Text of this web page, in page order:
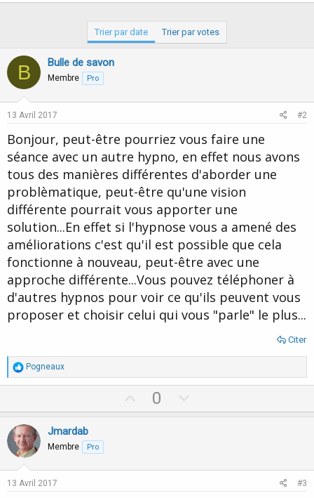
Trier par date Trier par votes
B Bulle de savon
Membre Pro
13 Avril 2017 #2
Bonjour, peut-être pourriez vous faire une
séance avec un autre hypno, en effet nous avons
tous des manières différentes d'aborder une
problèmatique, peut-être qu'une vision
différente pourrait vous apporter une
solution...En effet si l'hypnose vous a amené des
améliorations c'est qu'il est possible que cela
fonctionne à nouveau, peut-être avec une
approche différente...Vous pouvez téléphoner à
d'autres hypnos pour voir ce qu'ils peuvent vous
proposer et choisir celui qui vous "parle" le plus...
Citer
R
é
a
t
i
o
n
s
:
Pogneaux
p
t
0
o
v
Jmardab
Membre Pro
13 Avril 2017 #3